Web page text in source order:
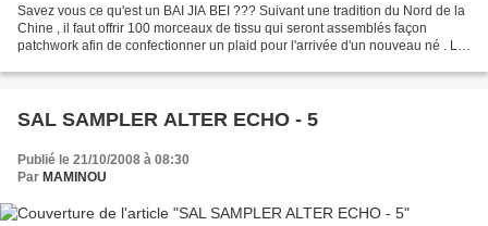
Savez vous ce qu'est un BAI JIA BEI ??? Suivant une tradition du Nord de la
Chine , il faut offrir 100 morceaux de tissu qui seront assemblés façon
patchwork afin de confectionner un plaid pour l'arrivée d'un nouveau né . Le
SAL SAMPLER ALTER ECHO - 5
Publié le 21/10/2008 à 08:30
Par MAMINOU